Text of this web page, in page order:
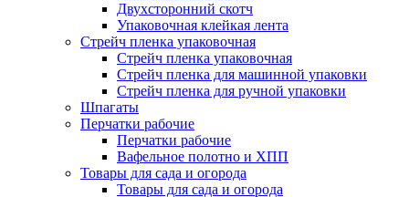
Двухсторонний скотч
Упаковочная клейкая лента
Стрейч пленка упаковочная
Стрейч пленка упаковочная
Стрейч пленка для машинной упаковки
Стрейч пленка для ручной упаковки
Шпагаты
Перчатки рабочие
Перчатки рабочие
Вафельное полотно и ХПП
Товары для сада и огорода
Товары для сада и огорода